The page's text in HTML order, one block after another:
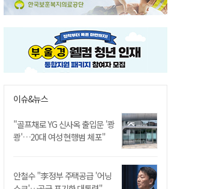
이슈&뉴스
"골프채로 YG 신사옥 출입문 '쾅
쾅'…20대 여성 현행범 체포"
안철수 "李정부 주택공급 '어닝